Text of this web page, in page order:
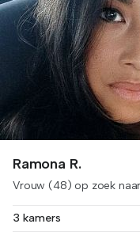
Ramona R.
Vrouw (48) op zoek
3 kamers